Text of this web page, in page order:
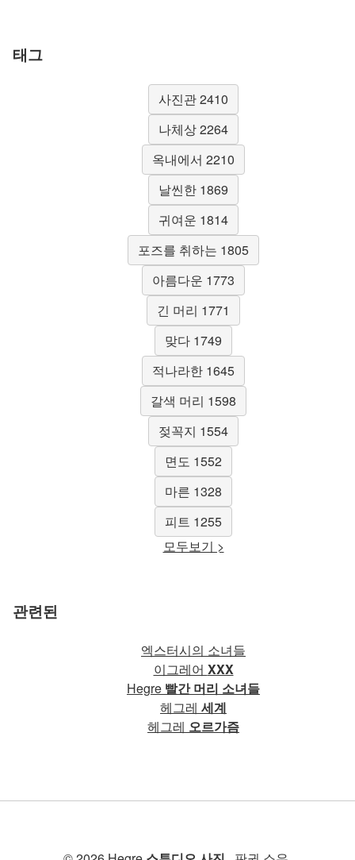
태그
사진관 2410
나체상 2264
옥내에서 2210
날씬한 1869
귀여운 1814
포즈를 취하는 1805
아름다운 1773
긴 머리 1771
맞다 1749
적나라한 1645
갈색 머리 1598
젖꼭지 1554
면도 1552
마른 1328
피트 1255
모두보기 >
관련된
엑스터시의 소녀들
이그레어 XXX
Hegre 빨간 머리 소녀들
헤그레 세계
헤그레 오르가즘